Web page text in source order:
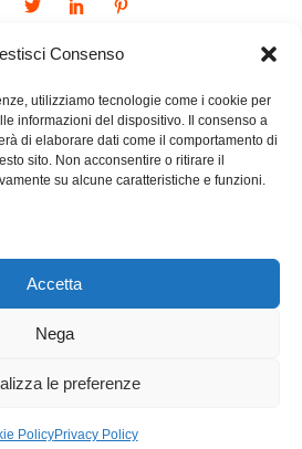
Consenso
utilizziamo tecnologie come i cookie per
informazioni del dispositivo. Il consenso a
di elaborare dati come il comportamento di
sito. Non acconsentire o ritirare il
su alcune caratteristiche e funzioni.
Accetta
Nega
le preferenze
PolicyPrivacy Policy
| Via Salimmo 1, 25056 Ponte di
daORANGESITE.IT